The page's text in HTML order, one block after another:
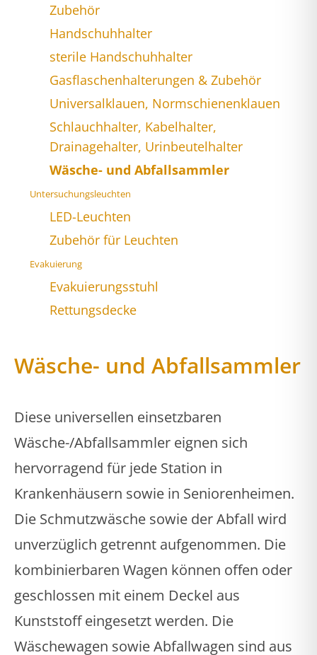
Zubehör
Handschuhhalter
sterile Handschuhhalter
Gasflaschenhalterungen & Zubehör
Universalklauen, Normschienenklauen
Schlauchhalter, Kabelhalter,
Drainagehalter, Urinbeutelhalter
Wäsche- und Abfallsammler
Untersuchungsleuchten
LED-Leuchten
Zubehör für Leuchten
Evakuierung
Evakuierungsstuhl
Rettungsdecke
Wäsche- und Abfallsammler
Diese universellen einsetzbaren
Wäsche-/Abfallsammler eignen sich
hervorragend für jede Station in
Krankenhäusern sowie in Seniorenheimen.
Die Schmutzwäsche sowie der Abfall wird
unverzüglich getrennt aufgenommen. Die
kombinierbaren Wagen können offen oder
geschlossen mit einem Deckel aus
Kunststoff eingesetzt werden. Die
Wäschewagen sowie Abfallwagen sind aus